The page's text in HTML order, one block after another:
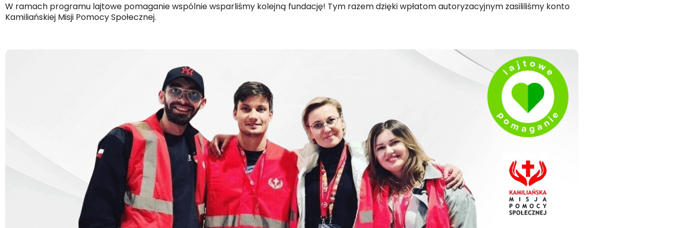
W ramach programu lajtowe pomaganie wspólnie wsparliśmy kolejną fundację! Tym razem dzięki wpłatom autoryzacyjnym zasililiśmy konto
Kamiliańskiej Misji Pomocy Społecznej.